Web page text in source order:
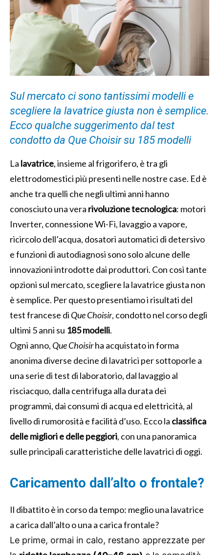
Sul mercato ci sono tantissimi modelli e
scegliere la lavatrice giusta non è semplice.
Ecco qualche suggerimento dal test
condotto da Que Choisir su 185 modelli
La lavatrice, insieme al frigorifero, è tra gli
elettrodomestici più presenti nelle nostre case. Ed è
anche tra quelli che negli ultimi anni hanno
conosciuto una vera rivoluzione tecnologica: motori
Inverter, connessione Wi-Fi, lavaggio a vapore,
ricircolo dell’acqua, dosatori automatici di detersivo
e funzioni di autodiagnosi sono solo alcune delle
innovazioni introdotte dai produttori. Con così tante
opzioni sul mercato, scegliere la lavatrice giusta non
è semplice. Per questo presentiamo i risultati del
test francese di Que Choisir, condotto nel corso degli
ultimi 5 anni su 185 modelli.
Ogni anno, Que Choisirha acquistato in forma
anonima diverse decine di lavatrici per sottoporle a
una serie di test di laboratorio, dal lavaggio al
risciacquo, dalla centrifuga alla durata dei
programmi, dai consumi di acqua ed elettricità, al
livello di rumorosità e facilità d’uso. Ecco la classifica
delle migliori e delle peggiori, con una panoramica
sulle principali caratteristiche delle lavatrici di oggi.
Caricamento dall’alto o frontale?
Il dibattito è in corso da tempo: meglio una lavatrice
a carica dall’alto o una a carica frontale?
Le prime, ormai in calo, restano apprezzate per